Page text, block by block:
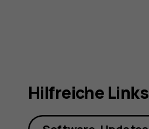
Hilfreiche Links